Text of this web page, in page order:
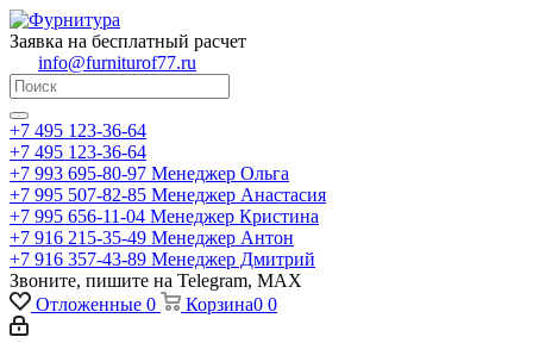
Заявка на бесплатный расчет
info@furniturof77.ru
+7 495 123-36-64
+7 495 123-36-64
+7 993 695-80-97 Менеджер Ольга
+7 995 507-82-85 Менеджер Анастасия
+7 995 656-11-04 Менеджер Кристина
+7 916 215-35-49 Менеджер Антон
+7 916 357-43-89 Менеджер Дмитрий
Звоните, пишите на Telegram, MAX
Отложенные 0 Корзина0 0